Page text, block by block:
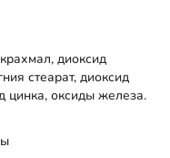
диоксид
стеарат, диоксид
цинка, оксиды железа.